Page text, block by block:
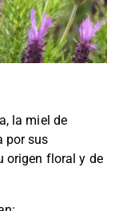
la miel de
por sus
origen floral y de